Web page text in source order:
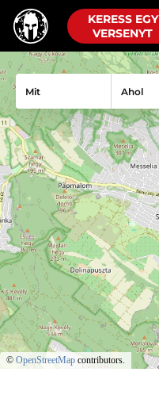
KERESS EGY
VERSENYT
Mit Ahol
© OpenStreetMap contributors.